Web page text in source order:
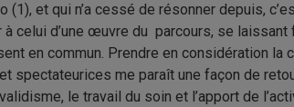
et qui n’a cessé de résonner depuis,
celui d’une œuvre du parcours, se laissant
en commun. Prendre en considération la
spectateurices me paraît une façon de
le travail du soin et l’apport de